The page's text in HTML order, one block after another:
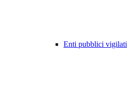
Enti pubblici vigilati